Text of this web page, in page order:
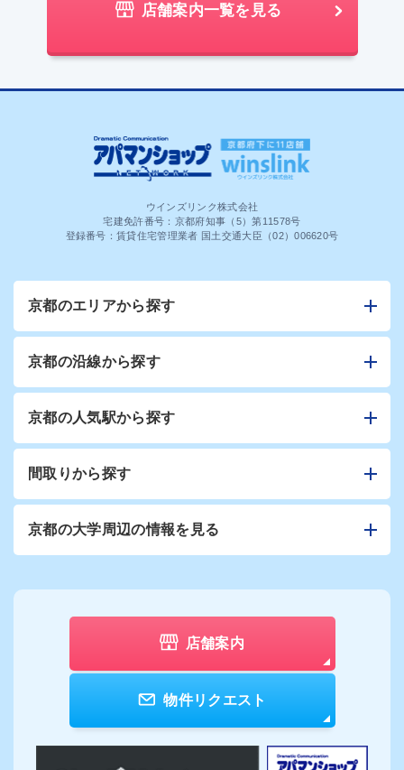
店舗案内一覧を見る
ウインズリンク株式会社
宅建免許番号：京都府知事（5）第11578号
登録番号：賃貸住宅管理業者 国土交通大臣（02）006620号
京都のエリアから探す
京都の沿線から探す
京都の人気駅から探す
間取りから探す
京都の大学周辺の情報を見る
店舗案内
物件リクエスト